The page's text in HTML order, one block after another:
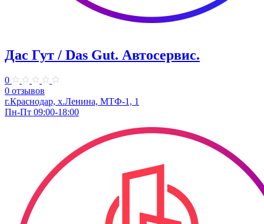
Дас Гут / Das Gut. Автосервис.
0
0 отзывов
г.Краснодар, х.Ленина, МТФ-1, 1
Пн-Пт 09:00-18:00